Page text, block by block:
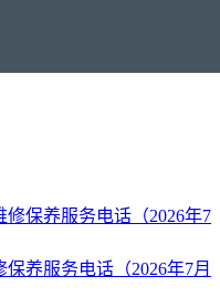
保养服务电话（2026年7
养服务电话（2026年7月